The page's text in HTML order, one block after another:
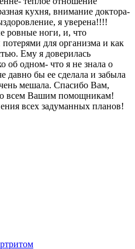
кухня, внимание доктора-
я уверена!!!!
ровные ноги, и, что
для организма и как
Ему я доверилась
об одном- что я не знала о
давно бы ее сделала и забыла
мешала. Спасибо Вам,
всем Вашим помощникам!
всех задуманных планов!